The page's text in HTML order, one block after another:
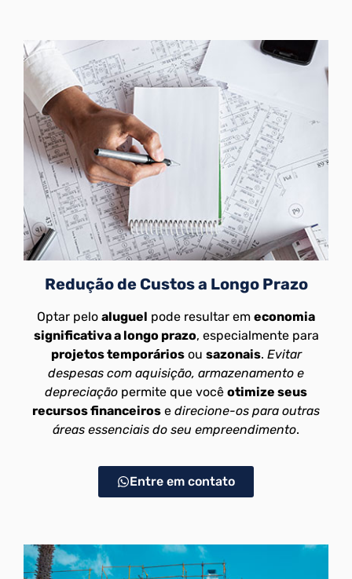
Redução de Custos a Longo Prazo
Optar pelo aluguel pode resultar em economia
significativa a longo prazo, especialmente para
projetos temporáriosou sazonais. Evitar
despesas com aquisição, armazenamento e
depreciação permite que você otimize seus
recursos financeiros e direcione-os para outras
áreas essenciais do seu empreendimento.
Entre em contato